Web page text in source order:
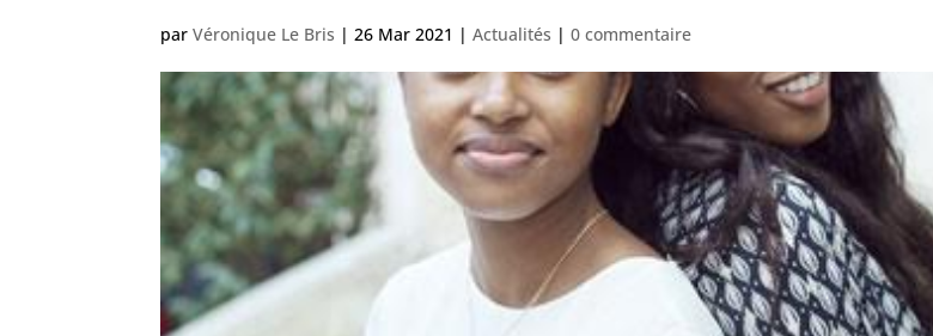
parVéronique Le Bris |26 Mar 2021 |Actualités |0 commentaire